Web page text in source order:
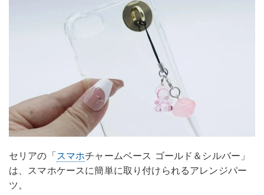
セリアの「スマホチャームベース ゴールド＆シルバー」
は、スマホケースに簡単に取り付けられるアレンジパー
ツ。